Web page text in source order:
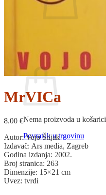
Košarica
Nema proizvoda u košarici
Povratak u trgovinu
MrVICa
8.00 €
Autor: Vojo Šiljak
Izdavač: Ars media, Zagreb
Godina izdanja: 2002.
Broj stranica: 263
Dimenzije: 15×21 cm
Uvez: tvrdi